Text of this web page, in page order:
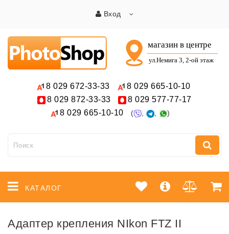
Вход
8 029 672-33-33 8 029 665-10-10
8 029 872-33-33 8 029 577-77-17
8 029 665-10-10 ( , , )
КАТАЛОГ
Адаптер крепления NIkon FTZ II